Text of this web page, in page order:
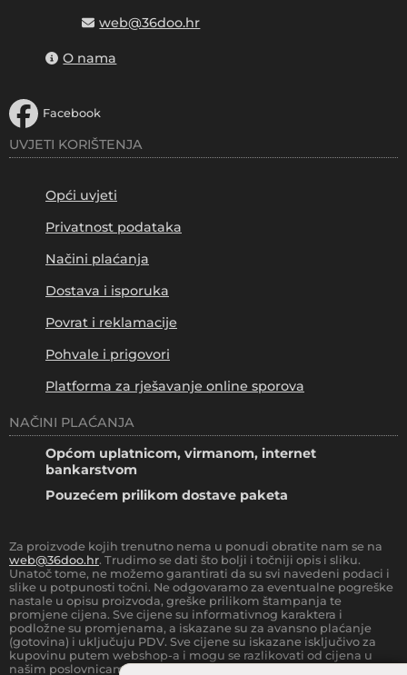
web@36doo.hr
O nama
Facebook
UVJETI KORIŠTENJA
Opći uvjeti
Privatnost podataka
Načini plaćanja
Dostava i isporuka
Povrat i reklamacije
Pohvale i prigovori
Platforma za rješavanje online sporova
NAČINI PLAĆANJA
Općom uplatnicom, virmanom, internet
bankarstvom
Pouzećem prilikom dostave paketa
Za proizvode kojih trenutno nema u ponudi obratite nam se na
web@36doo.hr. Trudimo se dati što bolji i točniji opis i sliku.
Unatoč tome, ne možemo garantirati da su svi navedeni podaci i
slike u potpunosti točni. Ne odgovaramo za eventualne pogreške
nastale u opisu proizvoda, greške prilikom štampanja te
promjene cijena. Sve cijene su informativnog karaktera i
podložne su promjenama, a iskazane su za avansno plaćanje
(gotovina) i uključuju PDV. Sve cijene su iskazane isključivo za
kupovinu putem webshop-a i mogu se razlikovati od cijena u
našim poslovnicama.